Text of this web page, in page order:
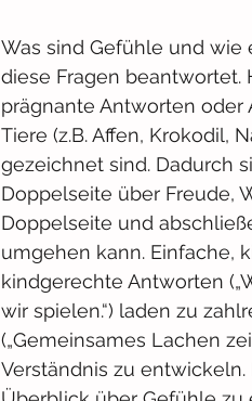
Was sind Gefühle und
diese Fragen
prägnante Antworten oder
Tiere (z.B. Affen, Krokodil,
gezeichnet sind. Dadurch
Doppelseite über Freude,
Doppelseite und
umgehen kann. Einfache,
kindgerechte Antworten
wir spielen.“) laden zu
(„Gemeinsames Lachen
Verständnis zu